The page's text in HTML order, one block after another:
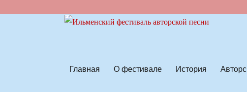
Главная О фестивале История